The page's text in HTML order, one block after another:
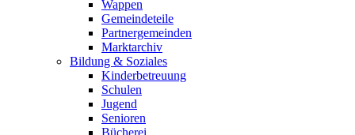
Wappen
Gemeindeteile
Partnergemeinden
Marktarchiv
Bildung & Soziales
Kinderbetreuung
Schulen
Jugend
Senioren
Bücherei